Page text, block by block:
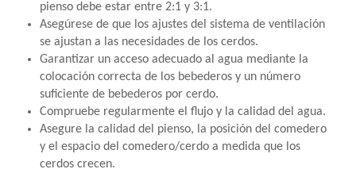
pienso debe estar entre 2:1 y 3:1.
Asegúrese de que los ajustes del sistema de ventilación
se ajustan a las necesidades de los cerdos.
Garantizar un acceso adecuado al agua mediante la
colocación correcta de los bebederos y un número
suficiente de bebederos por cerdo.
Compruebe regularmente el flujo y la calidad del agua.
Asegure la calidad del pienso, la posición del comedero
y el espacio del comedero/cerdo a medida que los
cerdos crecen.